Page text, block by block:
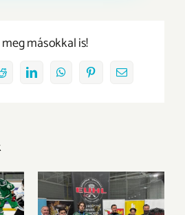
másokkal is!
RedditLinkedInWhatsAppPinterestEmail:
Bronzéremmel és